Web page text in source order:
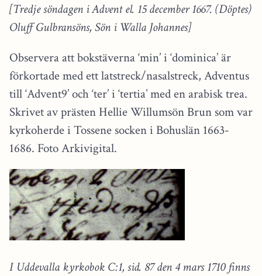
[Tredje söndagen i Advent el. 15 december 1667. (Döptes)
Oluff Gulbransöns, Sön i Walla Johannes]
Observera att bokstäverna ‘min’ i ‘dominica’ är
förkortade med ett latstreck/nasalstreck, Adventus
till ‘Advent9’ och ‘ter’ i ‘tertia’ med en arabisk trea.
Skrivet av prästen Hellie Willumsön Brun som var
kyrkoherde i Tossene socken i Bohuslän 1663-
1686. Foto Arkivigital.
I Uddevalla kyrkobok C:1, sid. 87 den 4 mars 1710 finns